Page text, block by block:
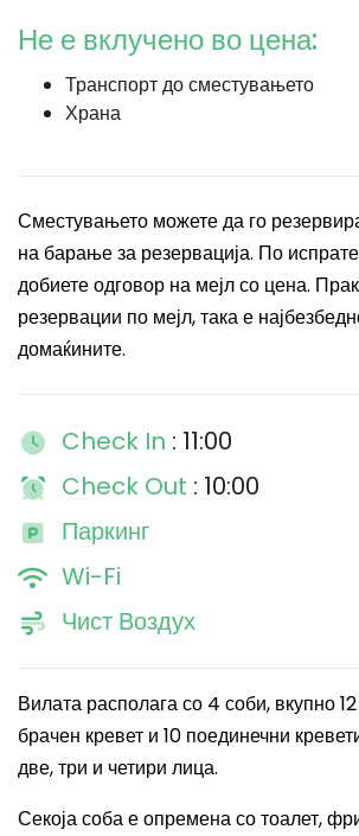
Не е вклучено во цена:
Транспорт до сместувањето
Храна
Сместувањето можете да го
на барање за резервација. По
добиете одговор на мејл со цена.
резервации по мејл, така е
домаќините.
Check In : 11:00
Check Out : 10:00
Паркинг
Wi-Fi
Чист Воздух
Вилата располага со 4 соби, вкупно
брачен кревет и 10 поединечни
две, три и четири лица.
Секоја соба е опремена со тоалет,